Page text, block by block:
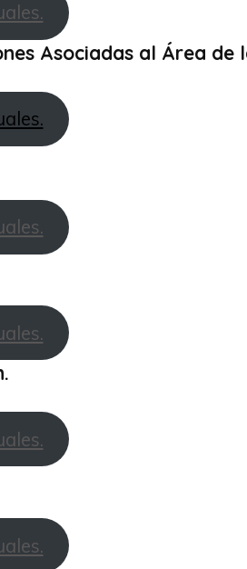
Asociadas al Área de